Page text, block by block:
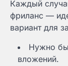
Каждый
фриланс —
вариант для
Нужно
вложений.